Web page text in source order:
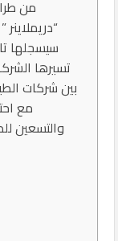
سيسجلها
تسيرها
بين شركات
مع